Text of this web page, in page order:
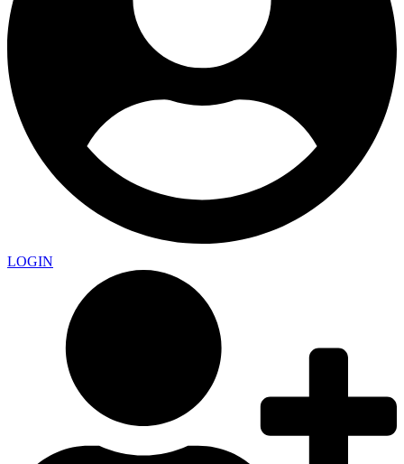
LOGIN